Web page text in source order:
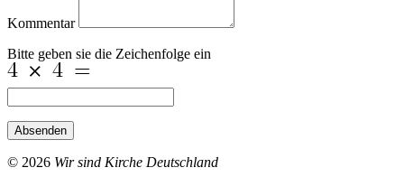
Kommentar
Bitte geben sie die Zeichenfolge ein
Absenden
© 2026 Wir sind Kirche Deutschland